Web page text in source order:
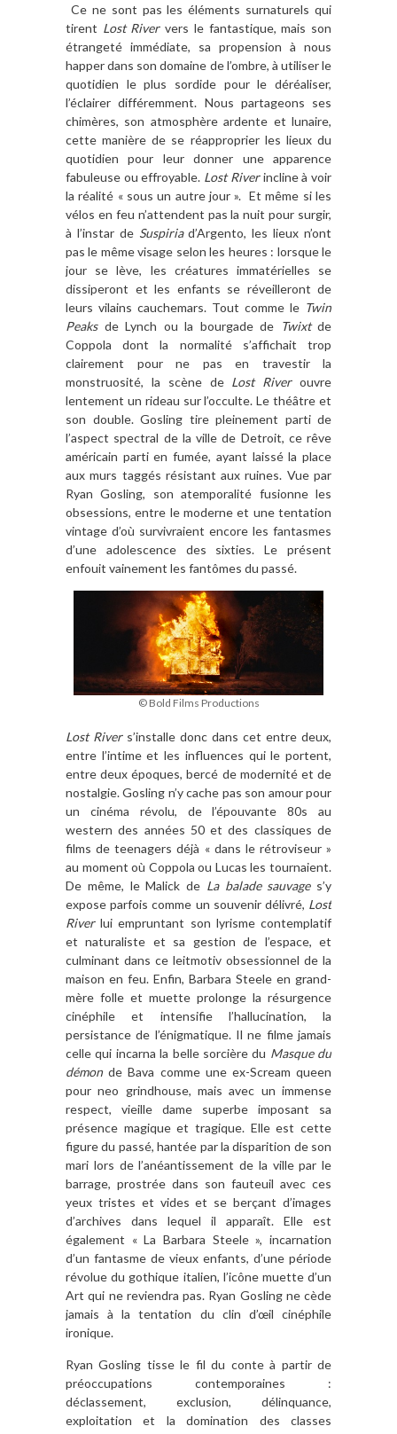
Ce ne sont pas les éléments surnaturels qui
tirent Lost Riververs le fantastique, mais son
étrangeté immédiate, sa propension à nous
happer dans son domaine de l’ombre, à utiliser le
quotidien le plus sordide pour le déréaliser,
l’éclairer différemment. Nous partageons ses
chimères, son atmosphère ardente et lunaire,
cette manière de se réapproprier les lieux du
quotidien pour leur donner une apparence
fabuleuse ou effroyable. Lost Riverincline à voir
la réalité « sous un autre jour ». Et même si les
vélos en feu n’attendent pas la nuit pour surgir,
à l’instar de Suspiriad’Argento, les lieux n’ont
pas le même visage selon les heures : lorsque le
jour se lève, les créatures immatérielles se
dissiperont et les enfants se réveilleront de
leurs vilains cauchemars. Tout comme le Twin
Peaksde Lynch ou la bourgade de Twixtde
Coppola dont la normalité s’affichait trop
clairement pour ne pas en travestir la
monstruosité, la scène de Lost Riverouvre
lentement un rideau sur l’occulte. Le théâtre et
son double. Gosling tire pleinement parti de
l’aspect spectral de la ville de Detroit, ce rêve
américain parti en fumée, ayant laissé la place
aux murs taggés résistant aux ruines. Vue par
Ryan Gosling, son atemporalité fusionne les
obsessions, entre le moderne et une tentation
vintage d’où survivraient encore les fantasmes
d’une adolescence des sixties. Le présent
enfouit vainement les fantômes du passé.
© Bold Films Productions
Lost Rivers’installe donc dans cet entre deux,
entre l’intime et les influences qui le portent,
entre deux époques, bercé de modernité et de
nostalgie. Gosling n’y cache pas son amour pour
un cinéma révolu, de l’épouvante 80s au
western des années 50 et des classiques de
films de teenagers déjà « dans le rétroviseur »
au moment où Coppola ou Lucas les tournaient.
De même, le Malick de La balade sauvages’y
expose parfois comme un souvenir délivré, Lost
Riverlui empruntant son lyrisme contemplatif
et naturaliste et sa gestion de l’espace, et
culminant dans ce leitmotiv obsessionnel de la
maison en feu. Enfin, Barbara Steele en grand-
mère folle et muette prolonge la résurgence
cinéphile et intensifie l’hallucination, la
persistance de l’énigmatique. Il ne filme jamais
celle qui incarna la belle sorcière du Masque du
démonde Bava comme une ex-Scream queen
pour neo grindhouse, mais avec un immense
respect, vieille dame superbe imposant sa
présence magique et tragique. Elle est cette
figure du passé, hantée par la disparition de son
mari lors de l’anéantissement de la ville par le
barrage, prostrée dans son fauteuil avec ces
yeux tristes et vides et se berçant d’images
d’archives dans lequel il apparaît. Elle est
également « La Barbara Steele », incarnation
d’un fantasme de vieux enfants, d’une période
révolue du gothique italien, l’icône muette d’un
Art qui ne reviendra pas. Ryan Gosling ne cède
jamais à la tentation du clin d’œil cinéphile
ironique.
Ryan Gosling tisse le fil du conte à partir de
préoccupations contemporaines :
déclassement, exclusion, délinquance,
exploitation et la domination des classes